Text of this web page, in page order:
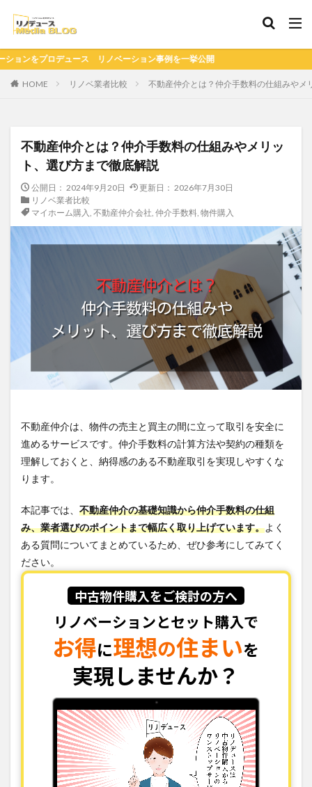
を一挙公開
HOME リノベ業者比較 不動産仲介とは？仲介手数料の仕組みやメ
不動産仲介とは？仲介手数料の仕組みやメリッ
ト、選び方まで徹底解説
公開日： 2024年9月20日 更新日： 2026年7月30日
リノベ業者比較
マイホーム購入, 不動産仲介会社, 仲介手数料, 物件購入
不動産仲介は、物件の売主と買主の間に立って取引を安全に
進めるサービスです。仲介手数料の計算方法や契約の種類を
理解しておくと、納得感のある不動産取引を実現しやすくな
ります。
本記事では、 不動産仲介の基礎知識から仲介手数料の仕組
み、業者選びのポイントまで幅広く取り上げています。よく
ある質問についてまとめているため、ぜひ参考にしてみてく
ださい。
中古物件購入をご検討の方へ
リノベーションとセット購入で
お得に理想の住まいを
実現しませんか？